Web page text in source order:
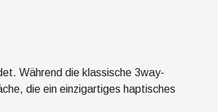
Während die klassische 3way-
die ein einzigartiges haptisches